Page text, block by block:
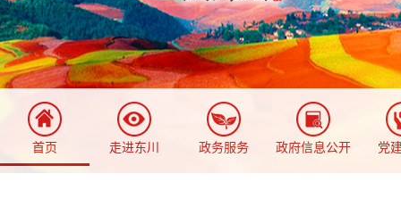
首页 走进东川 政务服务 政府信息公开 党